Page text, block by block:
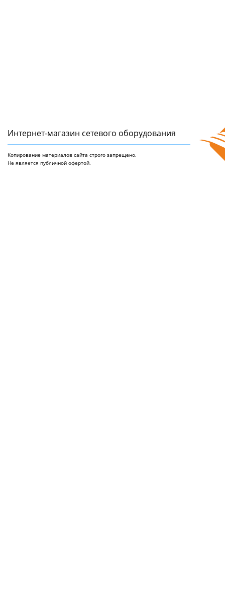
Интернет-магазин сетeвого оборудования
Копирование материалов сайта строго запрещено.
Не является публичной офертой.